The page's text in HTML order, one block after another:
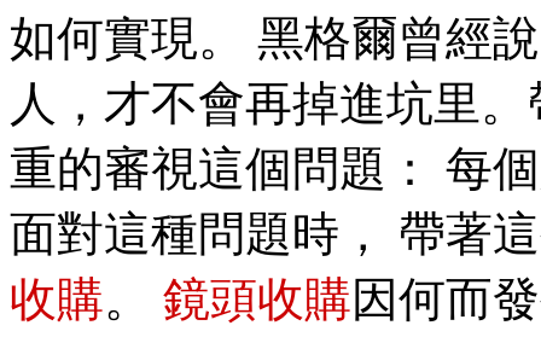
如何實現。 黑格爾曾經
人，才不會再掉進坑里
重的審視這個問題： 每
面對這種問題時， 帶著
收購。 鏡頭收購因何而